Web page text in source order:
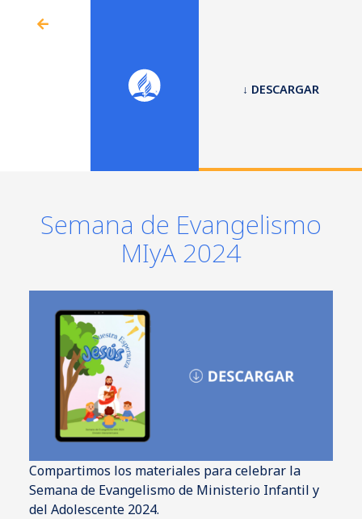
↓ DESCARGAR
Semana de Evangelismo
MIyA 2024
Compartimos los materiales para celebrar la
Semana de Evangelismo de Ministerio Infantil y
del Adolescente 2024.